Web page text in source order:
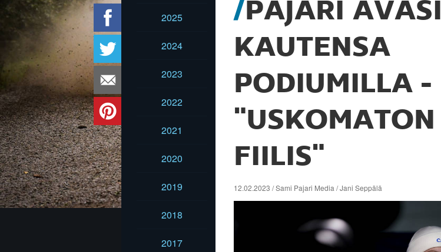
2025
2024
2023
2022
2021
2020
2019
2018
2017
PAJARI AVASI
KAUTENSA
PODIUMILLA -
"USKOMATON
FIILIS"
12.02.2023 / Sami Pajari Media / Jani Seppälä